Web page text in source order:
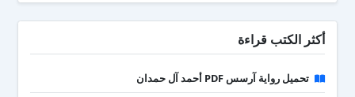
أكثر الكتب قراءة
تحميل رواية آرسس PDF أحمد آل حمدان